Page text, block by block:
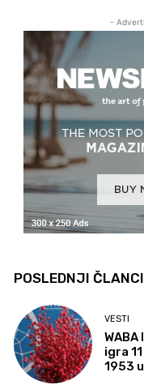
-
POSLEDNJI
VESTI
igra
1953